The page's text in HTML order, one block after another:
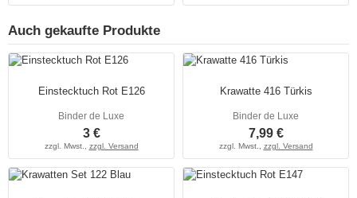
Auch gekaufte Produkte
Einstecktuch Rot E126
Binder de Luxe
3 €
zzgl. Mwst., zzgl. Versand
Krawatte 416 Türkis
Binder de Luxe
7,99 €
zzgl. Mwst., zzgl. Versand